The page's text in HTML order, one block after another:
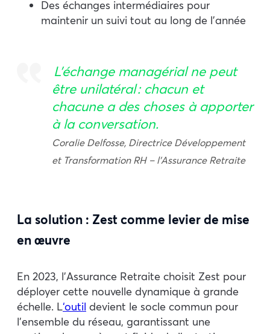
Des échanges intermédiaires pour
maintenir un suivi tout au long de l’année
L’échange managérial ne peut
être unilatéral : chacun et
chacune a des choses à apporter
à la conversation.
Coralie Delfosse, Directrice Développement
et Transformation RH – l’Assurance Retraite
La solution : Zest comme levier de mise
en œuvre
En 2023, l’Assurance Retraite choisit Zest pour
déployer cette nouvelle dynamique à grande
échelle. L‘outil devient le socle commun pour
l’ensemble du réseau, garantissant une